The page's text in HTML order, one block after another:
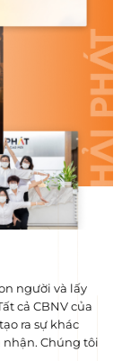
người và lấy
cả CBNV của
ra sự khác
nhận. Chúng tôi